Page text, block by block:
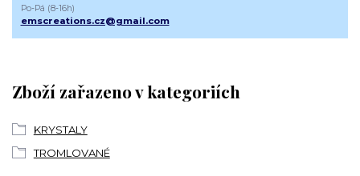
Zboží zařazeno v kategoriích
KRYSTALY
TROMLOVANÉ
Po-Pá (8-16h)
emscreations.cz@gmail.com